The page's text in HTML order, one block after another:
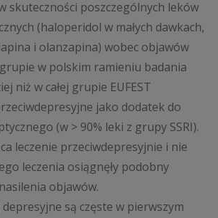
skuteczności poszczególnych leków
(haloperidol w małych dawkach,
i olanzapina) wobec objawów
w polskim ramieniu badania
niż w całej grupie EUFEST
jako dodatek do
(w > 90% leki z grupy SSRI).
leczenie przeciwdepresyjnie i nie
leczenia osiągnęły podobny
objawów.
depresyjne są częste w pierwszym